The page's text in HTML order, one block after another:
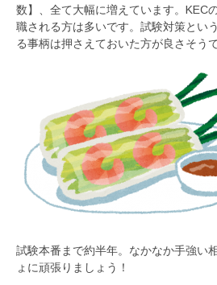
数】、全て大幅に増えています。KEC
職される方は多いです。試験対策とい
る事柄は押さえておいた方が良さそうで
試験本番まで約半年。なかなか手強い
ょに頑張りましょう！